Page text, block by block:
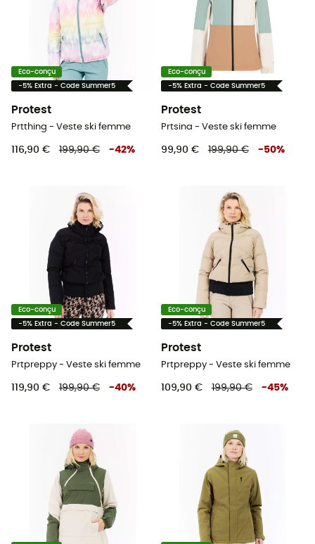
Eco-conçu
-5% Extra - Code Summer5
Protest
Prtthing - Veste ski femme
116,90 € 199,90 € -42%
Eco-conçu
-5% Extra - Code Summer5
Protest
Prtsina - Veste ski femme
99,90 € 199,90 € -50%
Eco-conçu
-5% Extra - Code Summer5
Protest
Prtpreppy - Veste ski femme
119,90 € 199,90 € -40%
Eco-conçu
-5% Extra - Code Summer5
Protest
Prtpreppy - Veste ski femme
109,90 € 199,90 € -45%